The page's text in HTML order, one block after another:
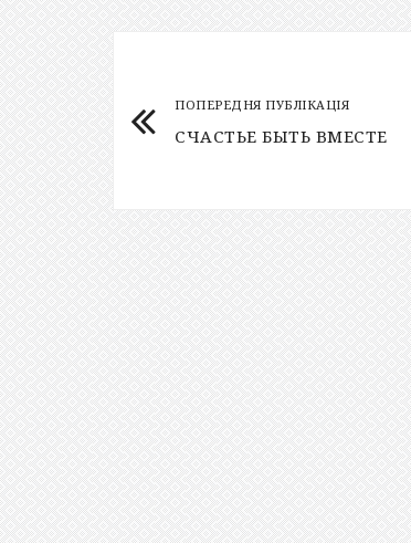
ПОПЕРЕДНЯ ПУБЛІКАЦІЯ
СЧАСТЬЕ БЫТЬ ВМЕСТЕ